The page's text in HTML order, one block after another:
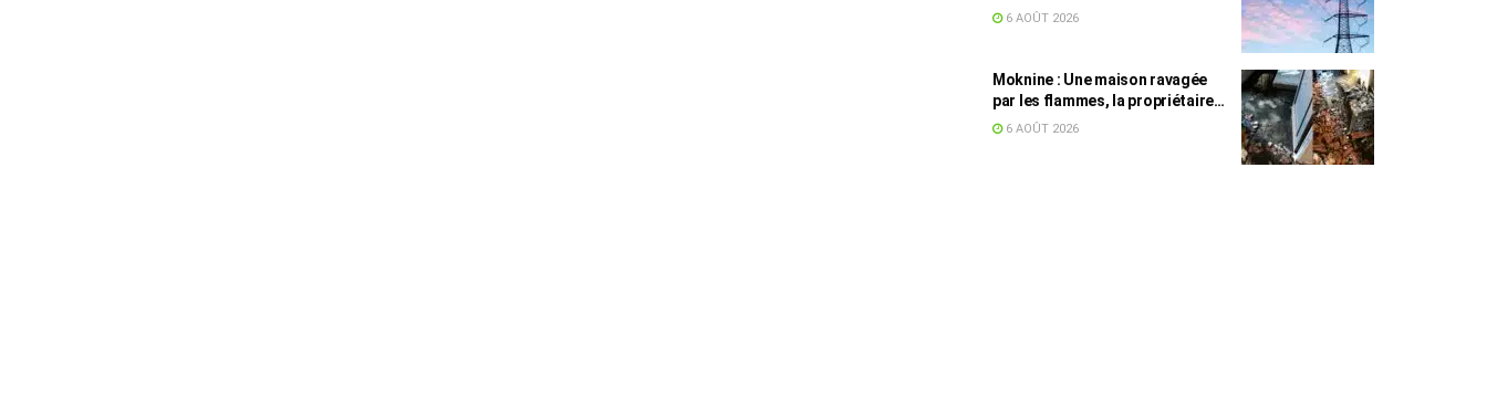
dans plusieurs régions
6 AOÛT 2026
Moknine : Une maison ravagée
par les flammes, la propriétaire
accuse la STEG et la SONEDE
6 AOÛT 2026